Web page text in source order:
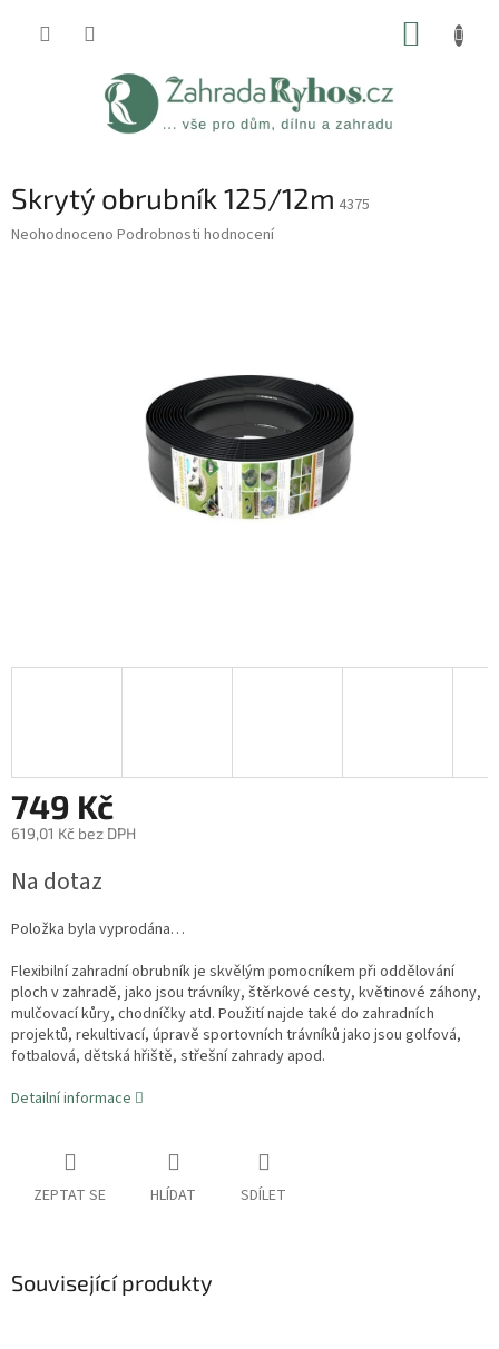
Skrytý obrubník 125/12m 4375
Průměrné
Neohodnoceno Podrobnosti hodnocení
749 Kč
619,01 Kč bez DPH
cena:
Na dotaz
Položka byla vyprodána…
Flexibilní zahradní obrubník je skvělým pomocníkem při oddělování
ploch v zahradě, jako jsou trávníky, štěrkové cesty, květinové záhony,
mulčovací kůry, chodníčky atd. Použití najde také do zahradních
projektů, rekultivací, úpravě sportovních trávníků jako jsou golfová,
fotbalová, dětská hřiště, střešní zahrady apod.
Detailní informace
ZEPTAT SE HLÍDAT SDÍLET
Související produkty